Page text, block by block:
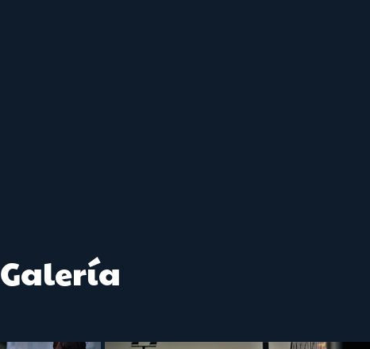
Galería